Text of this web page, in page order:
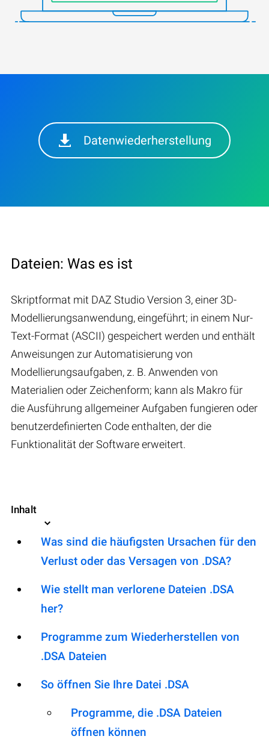
Datenwiederherstellung
Dateien: Was es ist
Skriptformat mit DAZ Studio Version 3, einer 3D-
Modellierungsanwendung, eingeführt; in einem Nur-
Text-Format (ASCII) gespeichert werden und enthält
Anweisungen zur Automatisierung von
Modellierungsaufgaben, z. B. Anwenden von
Materialien oder Zeichenform; kann als Makro für
die Ausführung allgemeiner Aufgaben fungieren oder
benutzerdefinierten Code enthalten, der die
Funktionalität der Software erweitert.
Inhalt
Was sind die häufigsten Ursachen für den
Verlust oder das Versagen von .DSA?
Wie stellt man verlorene Dateien .DSA
her?
Programme zum Wiederherstellen von
.DSA Dateien
So öffnen Sie Ihre Datei .DSA
Programme, die .DSA Dateien
öffnen können